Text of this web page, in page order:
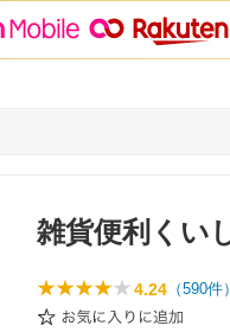
雑貨便利くい
4.24 （590件）